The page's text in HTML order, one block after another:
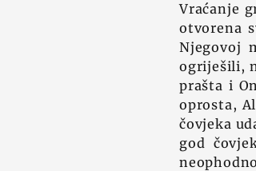
Vraćanje
otvorena
Njegovoj
ogriješili,
prašta i
oprosta,
čovjeka
god